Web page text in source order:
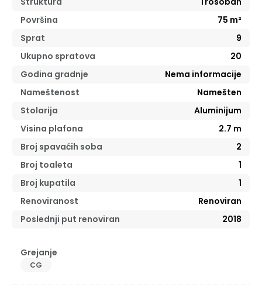
Površina
75 m²
Sprat
9
Ukupno spratova
20
Godina gradnje
Nema informacije
Nameštenost
Namešten
Stolarija
Aluminijum
Visina plafona
2.7 m
Broj spavaćih soba
2
Broj toaleta
1
Broj kupatila
1
Renoviranost
Renoviran
Poslednji put renoviran
2018
Grejanje
CG